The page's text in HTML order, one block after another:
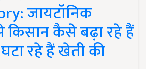
जायटॉनिक
किसान कैसे बढ़ा रहे हैं
रहे हैं खेती की